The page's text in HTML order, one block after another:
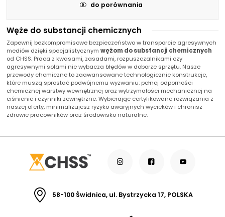
Węże do substancji chemicznych
Zapewnij bezkompromisowe bezpieczeństwo w transporcie agresywnych
mediów dzięki specjalistycznym wężom do substancji chemicznych
od CHSS. Praca z kwasami, zasadami, rozpuszczalnikami czy
agresywnymi solami nie wybacza błędów w doborze sprzętu. Nasze
przewody chemiczne to zaawansowane technologicznie konstrukcje,
które muszą sprostać podwójnemu wyzwaniu: pełnej odporności
chemicznej warstwy wewnętrznej oraz wytrzymałości mechanicznej na
ciśnienie i czynniki zewnętrzne. Wybierając certyfikowane rozwiązania z
naszej oferty, minimalizujesz ryzyko awaryjnych wycieków i chronisz
zdrowie pracowników oraz środowisko naturalne.
do porównania
58-100 Świdnica, ul. Bystrzycka 17, POLSKA